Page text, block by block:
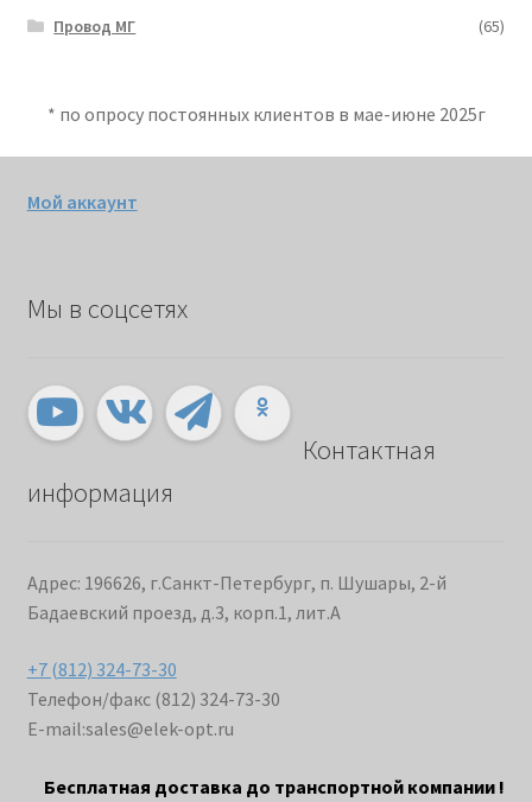
Провод МГ
(65)
* по опросу постоянных клиентов в мае-июне 2025г
Мой аккаунт
Мы в соцсетях
Контактная
информация
Адрес: 196626, г.Санкт-Петербург, п. Шушары, 2-й
Бадаевский проезд, д.3, корп.1, лит.А
+7 (812) 324-73-30
Телефон/факс (812) 324-73-30
E-mail:sales@elek-opt.ru
Бесплатная доставка до транспортной компании !